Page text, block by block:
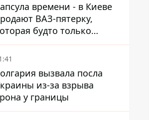
времени - в Киеве
ВАЗ-пятерку,
будто только
с конвейера
вызвала посла
из-за взрыва
у границы